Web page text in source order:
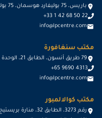
باريس، 75 بوليفارد هوسمان، 75 بوليفارد هوسمان، باريس، 75008
+33 1 42 68 50 22
info@lpcentre.com
مكتب سنغافورة
79 طريق أنسون، الطابق 21، الوحدة 08A
+65 9690 4313
info@lpcentre.com
مكتب كوالالمبور